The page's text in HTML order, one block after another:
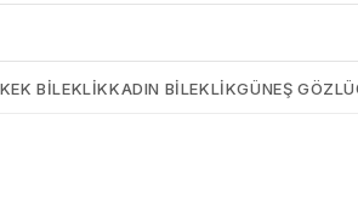
BILEKLIKKADIN BILEKLIKGÜNEŞ